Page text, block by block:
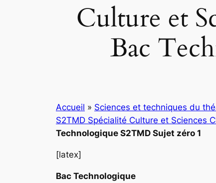
Culture et
Bac
Accueil » Sciences et techniques du
S2TMD Spécialité Culture et Sciences
Technologique S2TMD Sujet zéro 1
[latex]
Bac Technologique